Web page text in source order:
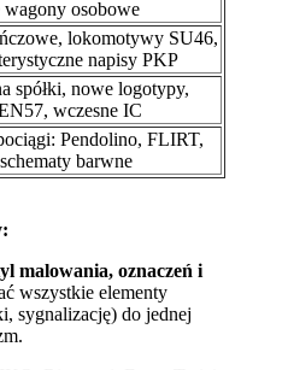
osobowe
lokomotywy SU46,
napisy PKP
spółki, nowe logotypy,
wczesne IC
Pendolino, FLIRT,
barwne
malowania, oznaczeń i
wszystkie elementy
sygnalizację) do jednej